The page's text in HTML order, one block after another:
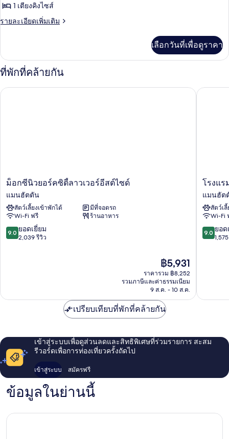
พัก,
เตียง
ไซส์
1
เตียง,
วิว
1 เตียงคิงไซส์
รายละเอียดเพิ่มเติม
ราย
เกี่ยว
กับ
ห้อง
เตียง
เลือกวันที่เพื่อดูราคา
ที่พักที่คล้ายกัน
ม็
ซี
นิวยอร์ค
ซิตี้
ลาว
เวอร์
ม็อกซีนิวยอร์คซิตี้ลาวเวอร์อีสต์ไซด์
แมนฮัตตัน
สัตว์เลี้ยงเข้าพักได้
มีที่จอดรถ
Wi-Fi ฟรี
ร้านอาหาร
9.0
จาก
9.0 ยอดเยี่ยม
2,039 รีวิว
ราคา
ปัจจุบัน
คือ
฿5,931
฿5,931
ราคารวม ฿8,252
รวมภาษีและค่าธรรมเนียม
9 ส.ค. - 10 ส.ค.
ม็อกซีนิวยอร์คซิตี้ลาวเวอร์อีสต์ไซด์
โรงแรม
ค
อ
เวนิ
ว
เอ็น
โรงแร
แมนฮัต
สัตว์เ
Wi-Fi
9.0
จาก
9.0 ยอด
โรงแรม
เปรียบเทียบที่พักที่คล้ายกัน
เข้าสู่ระบบเพื่อดูส่วนลดและสิทธิพิเศษที่ร่วมรายการ สะสม
รีวอร์ดเพื่อการท่องเที่ยวครั้งถัดไป
เข้าสู่ระบบ สมัครฟรี
ข้อมูลในย่านนี้